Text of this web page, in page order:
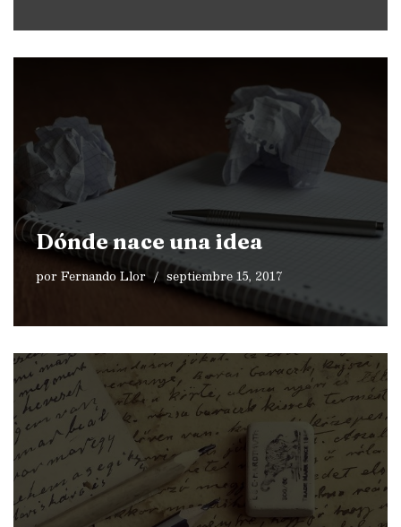
Dónde nace una idea
porFernando Llor septiembre 15, 2017